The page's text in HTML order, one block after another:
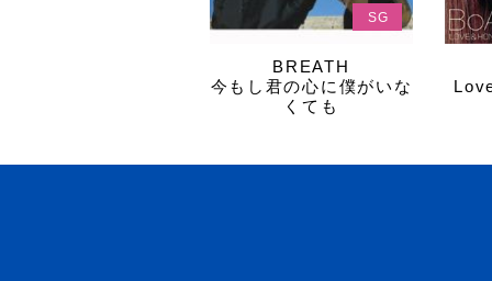
SG
BREATH
今もし君の心に僕がいな
くても